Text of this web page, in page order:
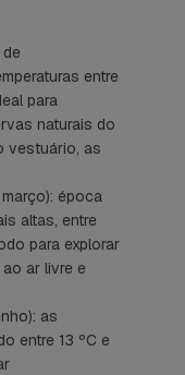
de
entre
para
naturais do
vestuário, as
época
altas, entre
para explorar
ar livre e
as
entre 13 ºC e